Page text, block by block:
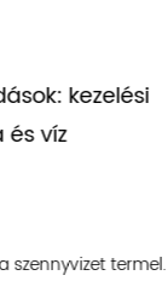
kezelési
termel. A